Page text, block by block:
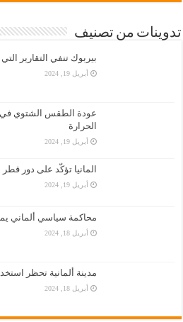
تدوينات من تصنيف
بيربوك تنفي التقارير
أبريل 19, 2024
عودة الطقس الشتوي في
الحرارة
أبريل 19, 2024
المانيا تؤكّد على دور
أبريل 19, 2024
محاكمة سياسي ألماني
أبريل 18, 2024
مدينة ألمانية تحظر
أبريل 18, 2024